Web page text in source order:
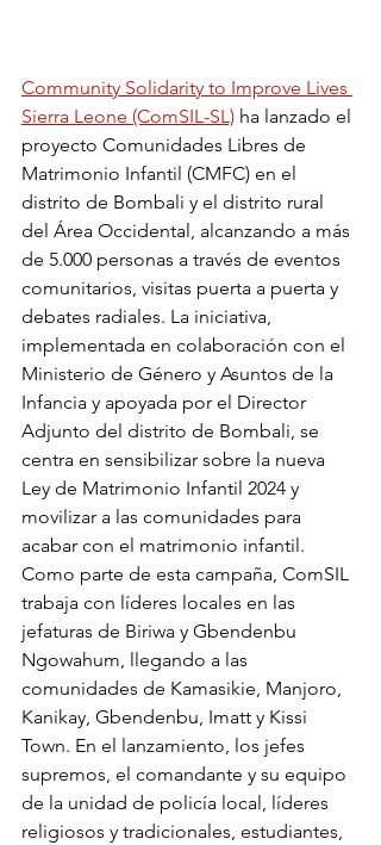
Community Solidarity to Improve Lives
Sierra Leone (ComSIL-SL) ha lanzado el
proyecto Comunidades Libres de
Matrimonio Infantil (CMFC) en el
distrito de Bombali y el distrito rural
del Área Occidental, alcanzando a más
de 5.000 personas a través de eventos
comunitarios, visitas puerta a puerta y
debates radiales. La iniciativa,
implementada en colaboración con el
Ministerio de Género y Asuntos de la
Infancia y apoyada por el Director
Adjunto del distrito de Bombali, se
centra en sensibilizar sobre la nueva
Ley de Matrimonio Infantil 2024 y
movilizar a las comunidades para
acabar con el matrimonio infantil.
Como parte de esta campaña, ComSIL
trabaja con líderes locales en las
jefaturas de Biriwa y Gbendenbu
Ngowahum, llegando a las
comunidades de Kamasikie, Manjoro,
Kanikay, Gbendenbu, Imatt y Kissi
Town. En el lanzamiento, los jefes
supremos, el comandante y su equipo
de la unidad de policía local, líderes
religiosos y tradicionales, estudiantes,